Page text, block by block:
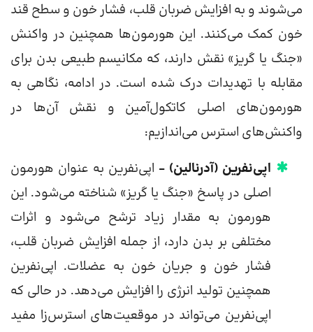
می‌شوند و به افزایش ضربان قلب، فشار خون و سطح قند
خون کمک می‌کنند. این هورمون‌ها همچنین در واکنش
«جنگ یا گریز» نقش دارند، که مکانیسم طبیعی بدن برای
مقابله با تهدیدات درک شده است. در ادامه، نگاهی به
هورمون‌های اصلی کاتکول‌آمین و نقش آن‌ها در
واکنش‌های استرس می‌اندازیم:
اپی‌نفرین (آدرنالین) – اپی‌نفرین به عنوان هورمون
اصلی در پاسخ «جنگ یا گریز» شناخته می‌شود. این
هورمون به مقدار زیاد ترشح می‌شود و اثرات
مختلفی بر بدن دارد، از جمله افزایش ضربان قلب،
فشار خون و جریان خون به عضلات. اپی‌نفرین
همچنین تولید انرژی را افزایش می‌دهد. در حالی که
اپی‌نفرین می‌تواند در موقعیت‌های استرس‌زا مفید